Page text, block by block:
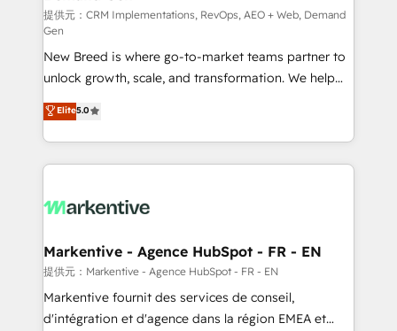
計・導線設計・テンプレート設計をContent Hubで一体
提供。 ▸ 既存CRM・MAからの移行支援：Salesforce・
Marketo・Pardot等からの移行、カスタム設計、履歴
データ移行と活用設計まで。 ▸ AEO対応：ChatGPT・
ンツとサイト構造を最適化。 🏆 なぜ100incを選ぶの
か？ ✓ HubSpot Eliteパートナー認定 ✓ HubSpotアワ
ード受賞・HUGリーダー ✓ ISO27001:2022 /
HubSpot大百科 出版 CRM・AI活用に関するご相談、現
せください。
performance advertising via Point Success Media. -
Expert deployment of Breeze AI and custom agents
to automate growth. 🏆 Elite Excellence - 8 platform
accreditations and deep HIPAA-compliance
expertise. - A team of 250+ experts dedicated to
your resilient growth.
提供元：CRM Implementations, RevOps, AEO + Web, Demand
Gen
New Breed is where go-to-market teams partner to
unlock growth, scale, and transformation. We help
companies activate HubSpot’s AI-powered
customer platform and operationalize HubSpot’s
Loop Marketing framework through expert-led
services, smart agents, and purpose-built apps,
results, fast. ⚙️CRM & RevOps: Align all Hubs to your
🎯Demand Gen & ABM: Drive pipeline with inbound,
ABM, AEO, SEO, & paid media. 👩‍💻Web Design:
Build high-performing websites with UX, messaging,
& conversion strategy that drive results. 🤖AI
Elite5.0
Markentive - Agence HubSpot - FR - EN
提供元：Markentive - Agence HubSpot - FR - EN
Markentive fournit des services de conseil,
d'intégration et d'agence dans la région EMEA et